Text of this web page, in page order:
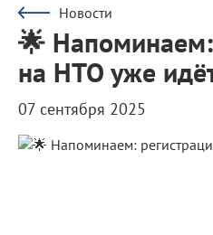
Новости
🌟 Напоминаем:
на НТО уже
07 сентября 2025